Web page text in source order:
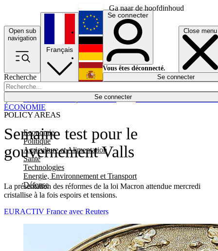
Ga naar de hoofdinhoud
Open sub
navigation
Close menu
Recherche
Se connecter
POLICY AREAS
Economie
Politique
Agriculture et Alimentation
Santé
Technologies
Energie, Environnement et Transport
Défense
Économie
Français
English
Deutsch
Español
Se connecter
Vous êtes déconnecté.
Se connecter
Semaine test pour le
gouvernement Valls
La présentation des réformes de la loi Macron attendue mercredi
cristallise à la fois espoirs et tensions.
ÉCONOMIE
EURACTIV France avec Reuters